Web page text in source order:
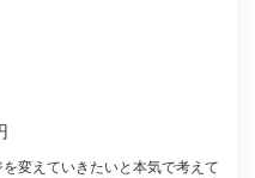
変えていきたいと本気で考えて